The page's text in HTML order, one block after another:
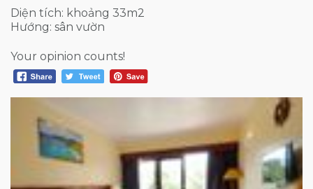
Diện tích: khoảng 33m2
Hướng: sân vườn
Your opinion counts!